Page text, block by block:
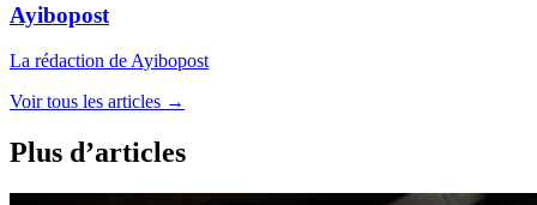
Ayibopost
La rédaction de Ayibopost
Voir tous les articles →
Plus d’articles